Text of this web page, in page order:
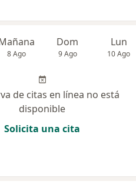
8 Ago
Dom
9 Ago
Lun
10 Ago
de citas en línea no está
disponible
Solicita una cita